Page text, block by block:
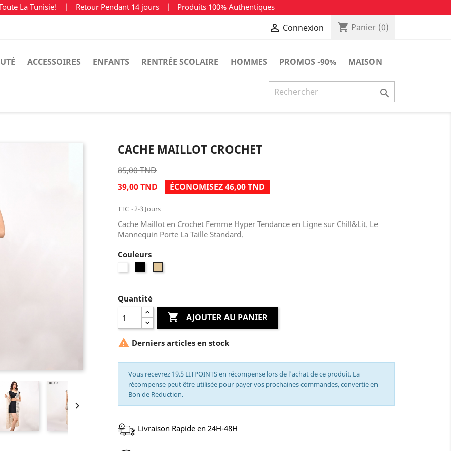
La Tunisie! | Retour Pendant 14 jours | Produits 100% Authentiques
 Connexion shopping_cart Panier (0)
ACCESSOIRES ENFANTS RENTRÉE SCOLAIRE HOMMES PROMOS -90% MAISON


CACHE MAILLOT CROCHET
85,00 TND
39,00 TND
ÉCONOMISEZ 46,00 TND
TTC 2-3 Jours
Cache Maillot en Crochet Femme Hyper Tendance en Ligne sur Chill&Lit. Le
Mannequin Porte La Taille Standard.
Couleurs
Quantité
 AJOUTER AU PANIER
 Derniers articles en stock
Vous recevrez 19.5 LITPOINTS en récompense lors de l'achat de ce produit. La
récompense peut être utilisée pour payer vos prochaines commandes, convertie en
Bon de Reduction.
Livraison Rapide en 24H-48H